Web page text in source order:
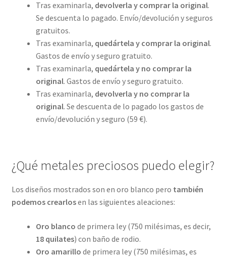
Tras examinarla, devolverla y comprar la original.
Se descuenta lo pagado. Envío/devolución y seguros
gratuitos.
Tras examinarla, quedártela y comprar la original.
Gastos de envío y seguro gratuito.
Tras examinarla, quedártela y no comprar la
original. Gastos de envío y seguro gratuito.
Tras examinarla, devolverla y no comprar la
original. Se descuenta de lo pagado los gastos de
envío/devolución y seguro (59 €).
¿Qué metales preciosos puedo elegir?
Los diseños mostrados son en oro blanco pero también
podemos crearlosen las siguientes aleaciones:
Oro blanco de primera ley (750 milésimas, es decir,
18 quilates) con baño de rodio.
Oro amarillo de primera ley (750 milésimas, es